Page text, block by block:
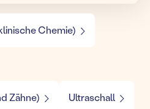
Chemie)
Zähne) Ultraschall